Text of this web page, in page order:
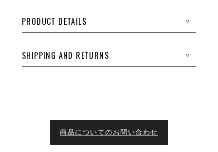
PRODUCT DETAILS >
SHIPPING AND RETURNS >
商品についてのお問い合わせ